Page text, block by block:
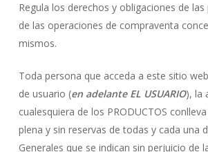
Regula los derechos y obligaciones de
de las operaciones de compraventa
mismos.
Toda persona que acceda a este sitio
de usuario (en adelante EL USUARIO), la
cualesquiera de los PRODUCTOS
plena y sin reservas de todas y cada una
Generales que se indican sin perjuicio de